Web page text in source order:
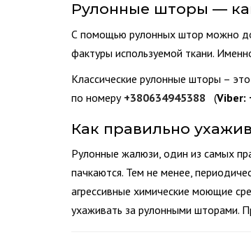
Рулонные шторы —
С помощью рулонных штор можно
фактуры используемой ткани.
Классические рулонные шторы –
по номеру +380634945388 (Viber:
Как правильно
Рулонные жалюзи, один из самых
пачкаются. Тем не менее,
агрессивные химические моющие
ухаживать за рулонными шторами.